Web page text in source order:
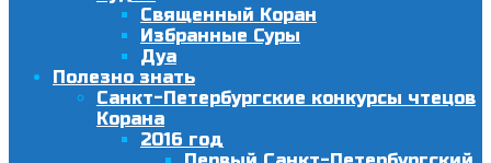
Священный Коран
Избранные Суры
Дуа
Полезно знать
Санкт-Петербургские конкурсы чтецов
Корана
2016 год